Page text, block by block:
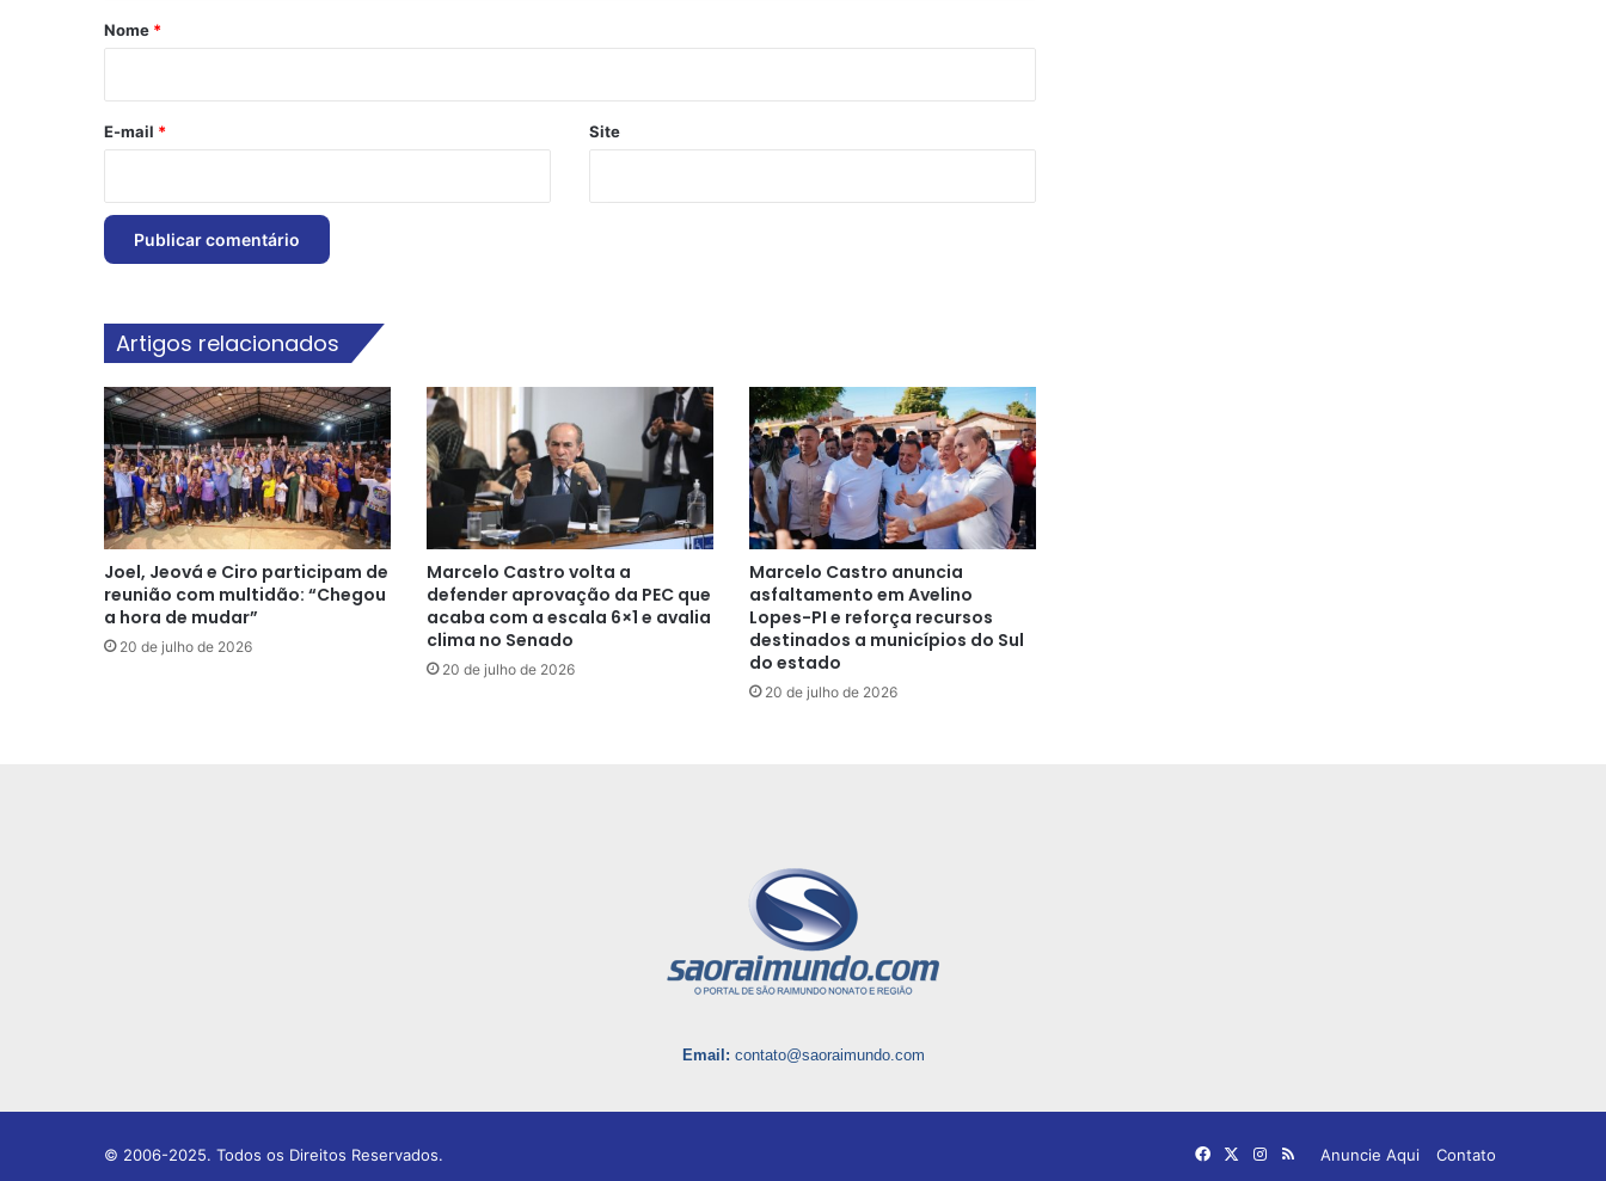
r
*
Nome *
E-mail * Site
Artigos relacionados
Joel, Jeová e Ciro participam de
reunião com multidão: “Chegou
a hora de mudar”
20 de julho de 2026
Marcelo Castro volta a
defender aprovação da PEC que
acaba com a escala 6×1 e avalia
clima no Senado
20 de julho de 2026
Marcelo Castro anuncia
asfaltamento em Avelino
Lopes-PI e reforça recursos
destinados a municípios do Sul
do estado
20 de julho de 2026
Email: contato@saoraimundo.com
© 2006-2025. Todos os Direitos Reservados. Anuncie Aqui Contato
Facebook
X Instagram
RSS